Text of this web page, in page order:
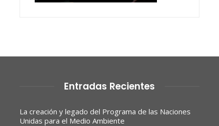
Entradas Recientes
La creación y legado del Programa de las Naciones
Unidas para el Medio Ambiente